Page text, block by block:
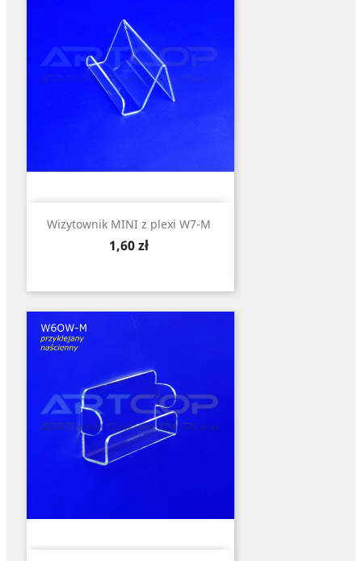
Wizytownik MINI z plexi W7-M
Cena
1,60 zł